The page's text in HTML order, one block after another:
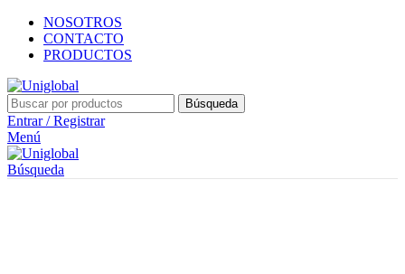
NOSOTROS
CONTACTO
PRODUCTOS
Búsqueda
Entrar / Registrar
Menú
Búsqueda